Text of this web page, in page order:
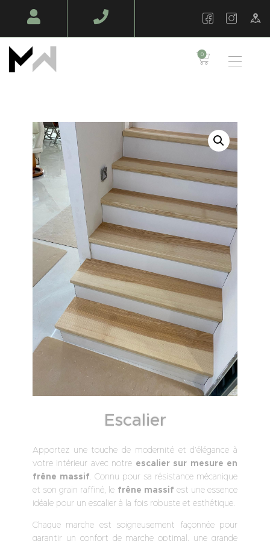
0
MAZAWOOD - MENUISERIE
Design Bois & Décoration – Fabrication
MESURE
AMÉNAGEMENT
BOIS
AMBIANCE PRO
BOIS EN PLEIN AIR
NOS RÉALISATIONS
Escalier
Apportez une touche de modernité et d’élégance à
votre intérieur avec notre escalier sur mesure en
frêne massif. Connu pour sa résistance mécanique
et son grain raffiné, le frêne massif est une essence
idéale pour un escalier à la fois robuste et esthétique.
Chaque marche est soigneusement façonnée pour
garantir un confort de marche optimal, une grande